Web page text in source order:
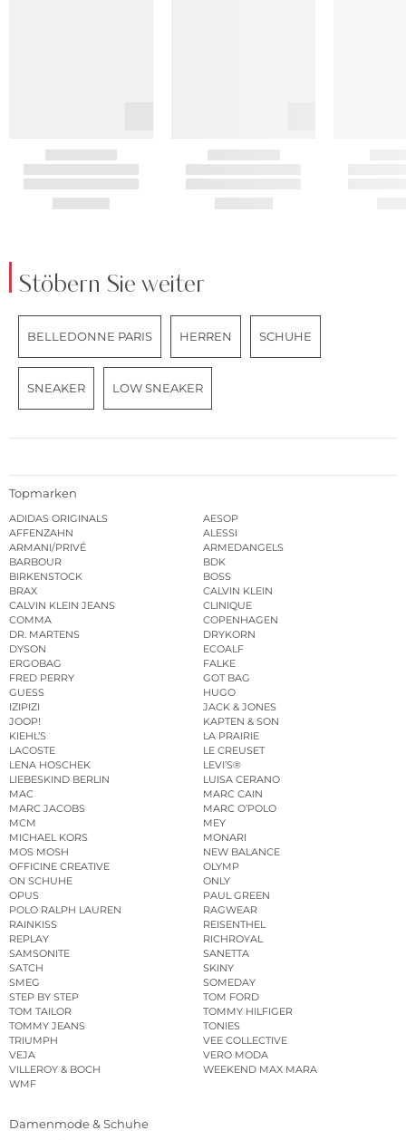
Stöbern Sie weiter
BELLEDONNE PARIS HERREN SCHUHE
SNEAKER LOW SNEAKER
Topmarken
ADIDAS ORIGINALS
AESOP
AFFENZAHN
ALESSI
ARMANI/PRIVÉ
ARMEDANGELS
BARBOUR
BDK
BIRKENSTOCK
BOSS
BRAX
CALVIN KLEIN
CALVIN KLEIN JEANS
CLINIQUE
COMMA
COPENHAGEN
DR. MARTENS
DRYKORN
DYSON
ECOALF
ERGOBAG
FALKE
FRED PERRY
GOT BAG
GUESS
HUGO
IZIPIZI
JACK & JONES
JOOP!
KAPTEN & SON
KIEHL’S
LA PRAIRIE
LACOSTE
LE CREUSET
LENA HOSCHEK
LEVI’S®
LIEBESKIND BERLIN
LUISA CERANO
MAC
MARC CAIN
MARC JACOBS
MARC O’POLO
MCM
MEY
MICHAEL KORS
MONARI
MOS MOSH
NEW BALANCE
OFFICINE CREATIVE
OLYMP
ON SCHUHE
ONLY
OPUS
PAUL GREEN
POLO RALPH LAUREN
RAGWEAR
RAINKISS
REISENTHEL
REPLAY
RICHROYAL
SAMSONITE
SANETTA
SATCH
SKINY
SMEG
SOMEDAY
STEP BY STEP
TOM FORD
TOM TAILOR
TOMMY HILFIGER
TOMMY JEANS
TONIES
TRIUMPH
VEE COLLECTIVE
VEJA
VERO MODA
VILLEROY & BOCH
WEEKEND MAX MARA
WMF
Damenmode & Schuhe